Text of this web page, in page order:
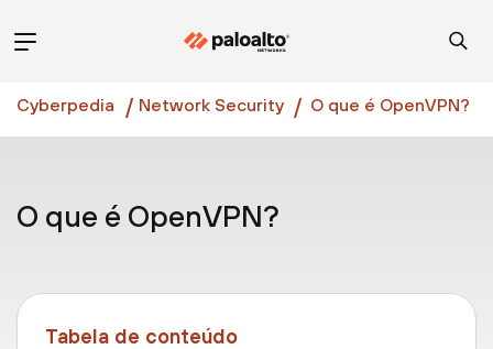
Cyberpedia Network Security O que é OpenVPN?
O que é OpenVPN?
Tabela de conteúdo